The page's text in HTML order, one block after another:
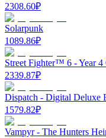
2308.60₽
Solarpunk
1089.86₽
Street Fighter™ 6 - Year 4
2339.87₽
Dispatch - Digital Deluxe
1579.82₽
Vampyr - The Hunters